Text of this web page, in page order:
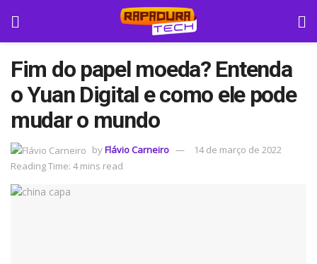
Fim do papel moeda? Entenda
o Yuan Digital e como ele pode
mudar o mundo
byFlávio Carneiro
14 de março de 2022
Reading Time: 4 mins read